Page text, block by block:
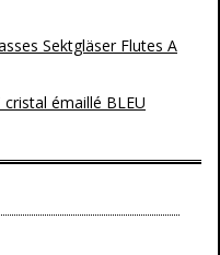
Sektgläser Flutes A
émaillé BLEU